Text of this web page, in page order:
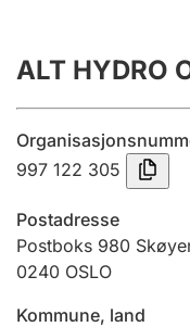
Årsrekneskap
Innsending og
Tinglysing
Jeger
ALT HYDRO
997 122 305
Postadresse
Postboks 980
0240 OSLO
Kommune, land